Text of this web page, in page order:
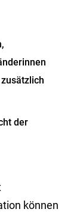
der
können